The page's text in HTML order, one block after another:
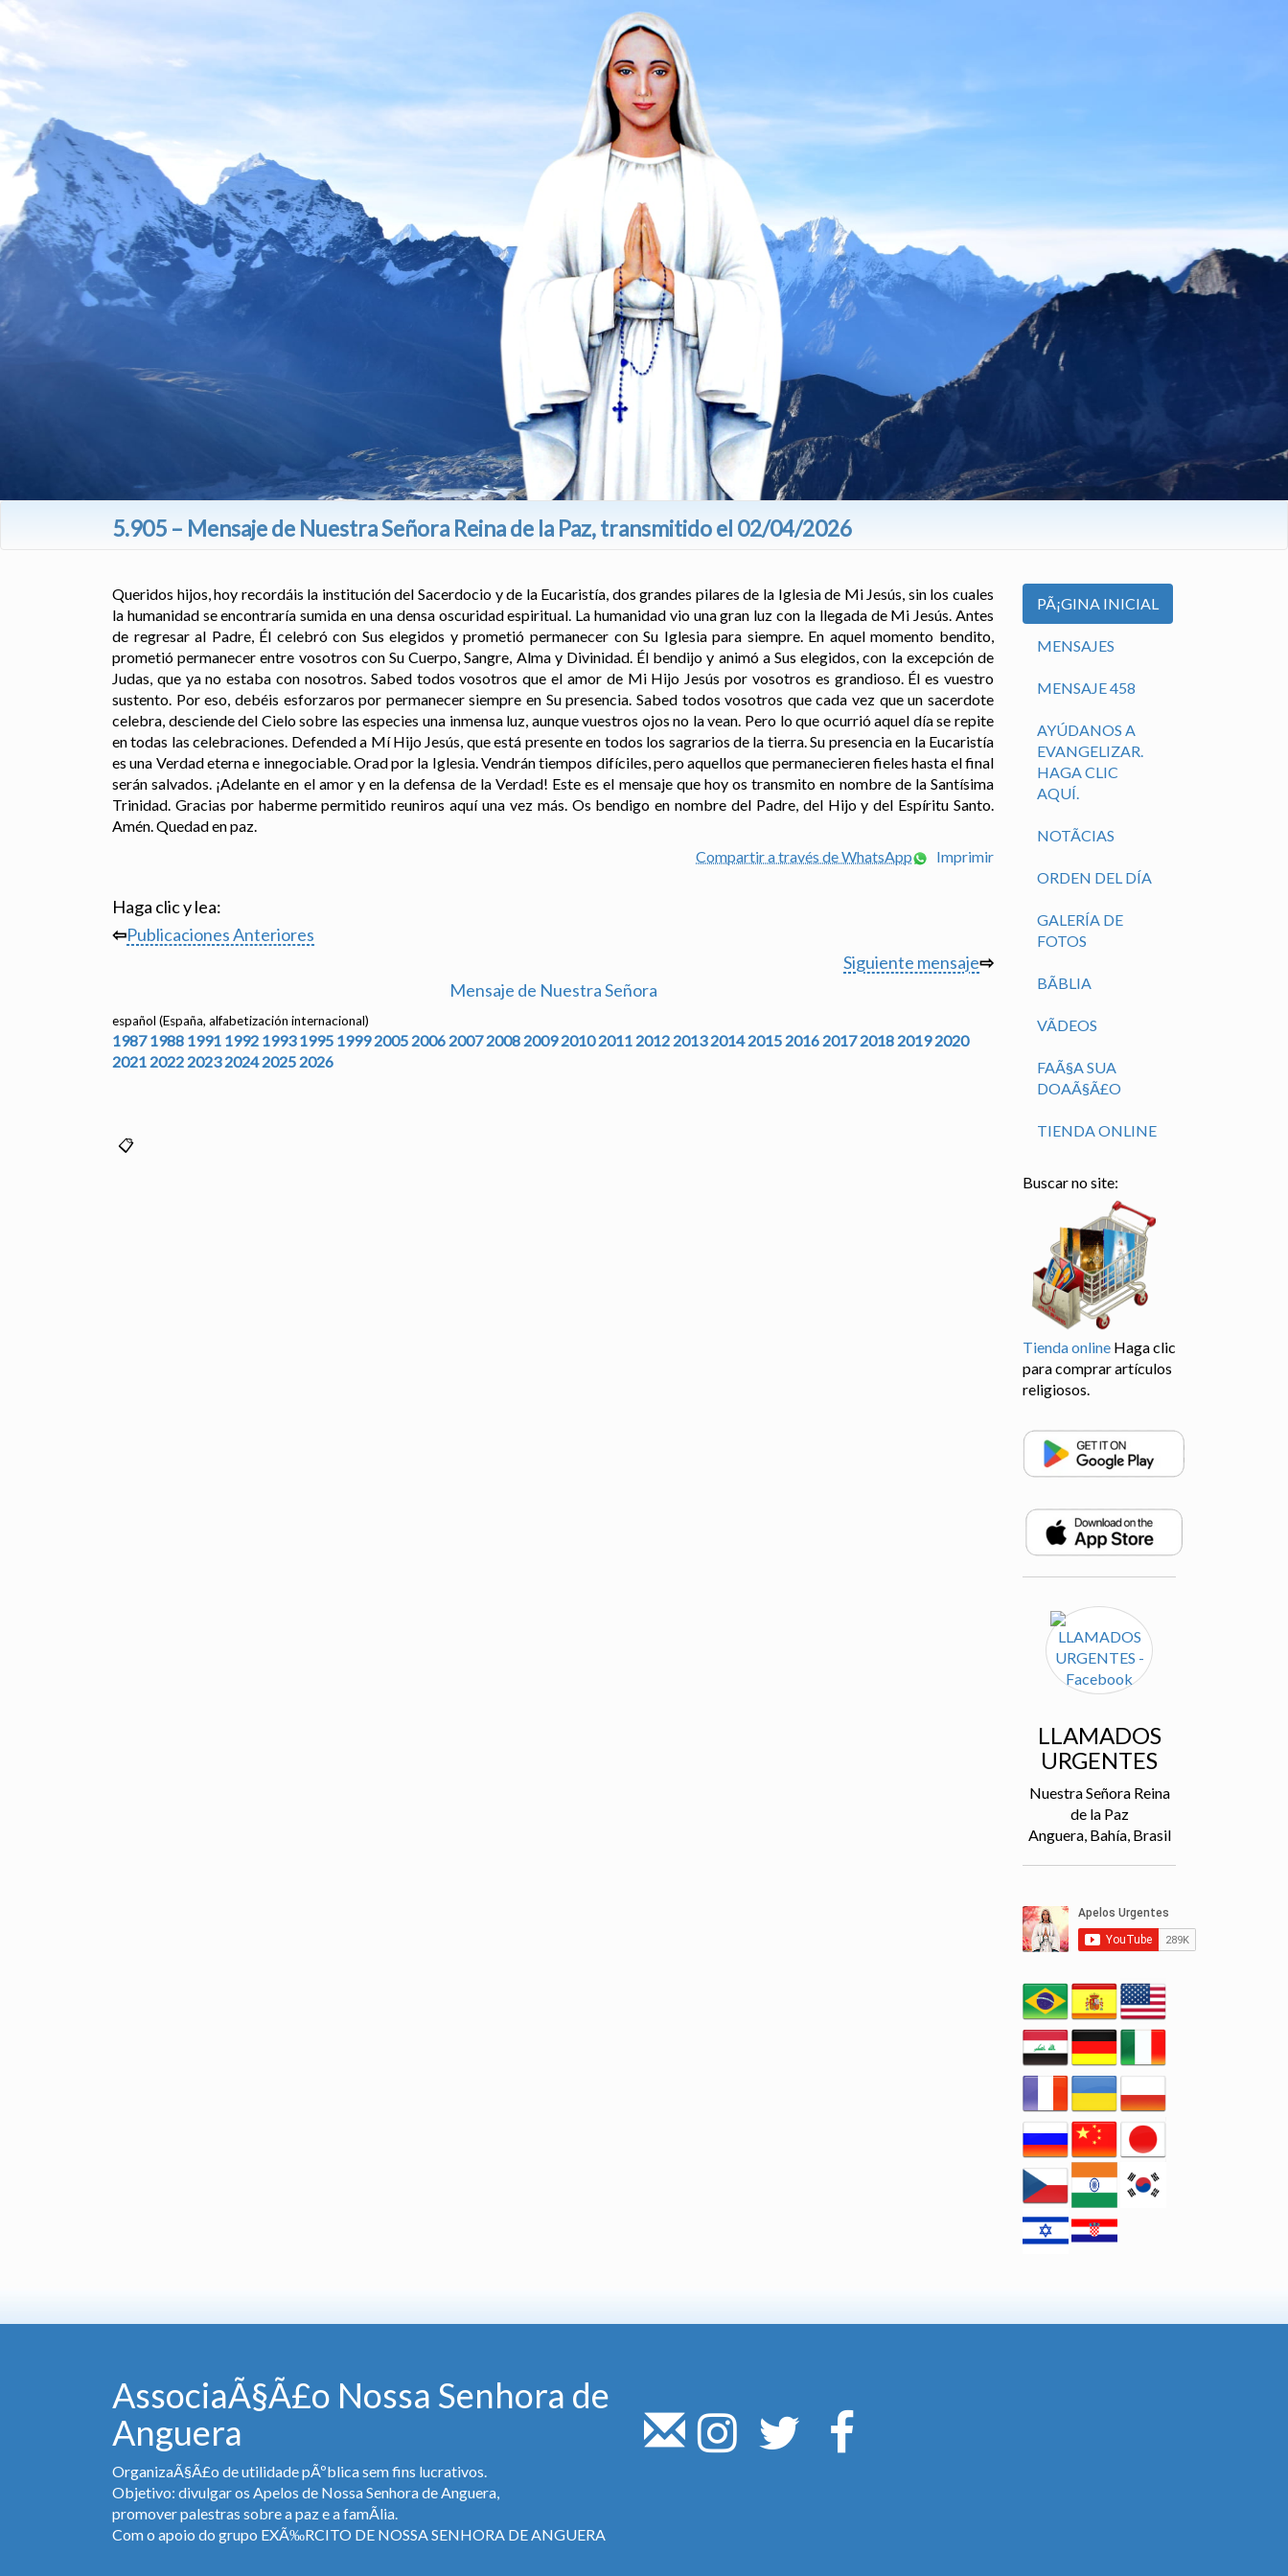
5.905 – Mensaje de Nuestra Señora Reina de la Paz, transmitido el 02/04/2026
Queridos hijos, hoy recordáis la institución del Sacerdocio y de la Eucaristía, dos grandes pilares de la Iglesia de Mi Jesús, sin los cuales
la humanidad se encontraría sumida en una densa oscuridad espiritual. La humanidad vio una gran luz con la llegada de Mi Jesús. Antes
de regresar al Padre, Él celebró con Sus elegidos y prometió permanecer con Su Iglesia para siempre. En aquel momento bendito,
prometió permanecer entre vosotros con Su Cuerpo, Sangre, Alma y Divinidad. Él bendijo y animó a Sus elegidos, con la excepción de
Judas, que ya no estaba con nosotros. Sabed todos vosotros que el amor de Mi Hijo Jesús por vosotros es grandioso. Él es vuestro
sustento. Por eso, debéis esforzaros por permanecer siempre en Su presencia. Sabed todos vosotros que cada vez que un sacerdote
celebra, desciende del Cielo sobre las especies una inmensa luz, aunque vuestros ojos no la vean. Pero lo que ocurrió aquel día se repite
en todas las celebraciones. Defended a Mí Hijo Jesús, que está presente en todos los sagrarios de la tierra. Su presencia en la Eucaristía
es una Verdad eterna e innegociable. Orad por la Iglesia. Vendrán tiempos difíciles, pero aquellos que permanecieren fieles hasta el final
serán salvados. ¡Adelante en el amor y en la defensa de la Verdad! Este es el mensaje que hoy os transmito en nombre de la Santísima
Trinidad. Gracias por haberme permitido reuniros aquí una vez más. Os bendigo en nombre del Padre, del Hijo y del Espíritu Santo.
Amén. Quedad en paz.
Compartir a través de WhatsApp
Imprimir
Haga clic y lea:
⇦Publicaciones Anteriores
Siguiente mensaje⇨
Mensaje de Nuestra Señora
español (España, alfabetización internacional)
1987 1988 1991 1992 1993 1995 1999 2005 2006 2007 2008 2009 2010 2011 2012 2013 2014 2015 2016 2017 2018 2019 2020
2021 2022 2023 2024 2025 2026
PÃ¡GINA INICIAL
MENSAJES
MENSAJE 458
AYÚDANOS A
EVANGELIZAR.
HAGA CLIC
AQUÍ.
NOTÃ­CIAS
ORDEN DEL DÍA
GALERÍA DE
FOTOS
BÃ­BLIA
VÃ­DEOS
FAÃ§A SUA
DOAÃ§Ã£O
TIENDA ONLINE
Buscar no site:
Tienda online Haga clic
para comprar artículos
religiosos.
LLAMADOS
URGENTES
Nuestra Señora Reina
de la Paz
Anguera, Bahía, Brasil
AssociaÃ§Ã£o Nossa Senhora de
Anguera
OrganizaÃ§Ã£o de utilidade pÃºblica sem fins lucrativos.
Objetivo: divulgar os Apelos de Nossa Senhora de Anguera,
promover palestras sobre a paz e a famÃ­lia.
Com o apoio do grupo EXÃ‰RCITO DE NOSSA SENHORA DE ANGUERA